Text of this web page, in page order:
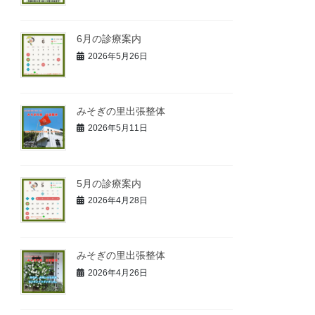
6月の診療案内
2026年5月26日
みそぎの里出張整体
2026年5月11日
5月の診療案内
2026年4月28日
みそぎの里出張整体
2026年4月26日